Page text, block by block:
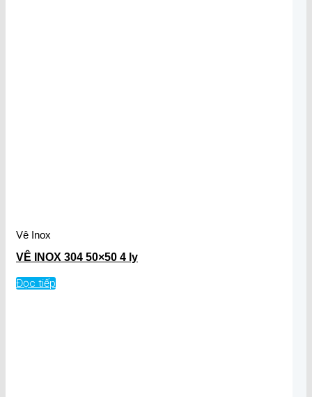
Vê Inox
VÊ INOX 304 50×50 4 ly
Đọc tiếp